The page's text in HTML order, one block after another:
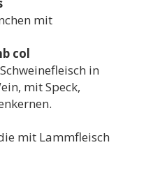
mit
col
in
mit Speck,
mit Lammfleisch